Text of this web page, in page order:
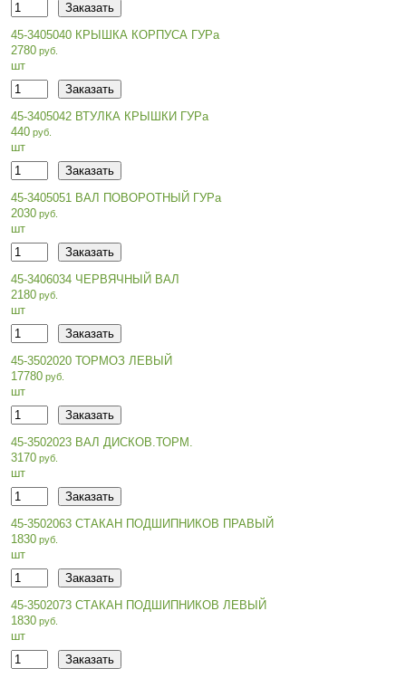
45-3405040 КРЫШКА КОРПУСА ГУРа
2780
шт
45-3405042 ВТУЛКА КРЫШКИ ГУРа
440
шт
45-3405051 ВАЛ ПОВОРОТНЫЙ ГУРа
2030
шт
45-3406034 ЧЕРВЯЧНЫЙ ВАЛ
2180
шт
45-3502020 ТОРМОЗ ЛЕВЫЙ
17780
шт
45-3502023 ВАЛ ДИСКОВ.ТОРМ.
3170
шт
45-3502063 СТАКАН ПОДШИПНИКОВ ПРАВЫЙ
1830
шт
45-3502073 СТАКАН ПОДШИПНИКОВ ЛЕВЫЙ
1830
шт